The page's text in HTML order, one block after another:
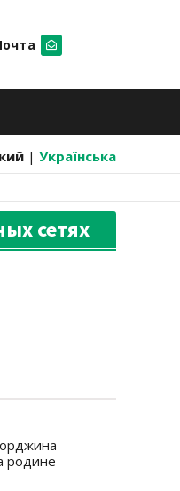
| Українська
сетях
родине